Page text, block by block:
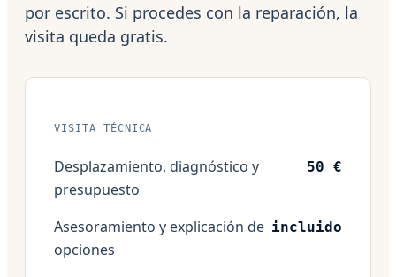
por escrito. Si procedes con la reparación, la
visita queda gratis.
VISITA TÉCNICA
Desplazamiento, diagnóstico y
presupuesto
50 €
Asesoramiento y explicación de
opciones
incluido